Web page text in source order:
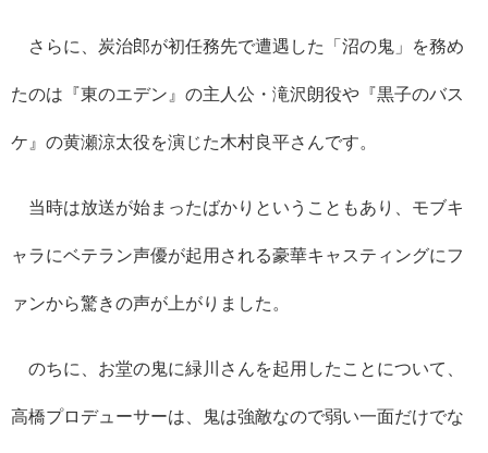
さらに、炭治郎が初任務先で遭遇した「沼の鬼」を務め
たのは『東のエデン』の主人公・滝沢朗役や『黒子のバス
ケ』の黄瀬涼太役を演じた木村良平さんです。
当時は放送が始まったばかりということもあり、モブキ
ャラにベテラン声優が起用される豪華キャスティングにフ
ァンから驚きの声が上がりました。
のちに、お堂の鬼に緑川さんを起用したことについて、
高橋プロデューサーは、鬼は強敵なので弱い一面だけでな